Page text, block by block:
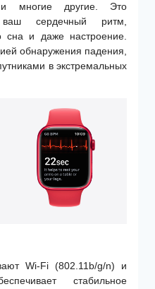
и многие другие. Это
ваш сердечный ритм,
сна и даже настроение.
обнаружения падения,
в экстремальных
Wi-Fi (802.11b/g/n) и
стабильное